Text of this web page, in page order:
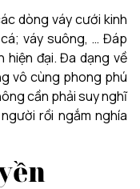
dòng váy cưới kinh
váy suông, … Đáp
hiện đại. Đa dạng về
vô cùng phong phú
cần phải suy nghĩ
rồi ngắm nghía